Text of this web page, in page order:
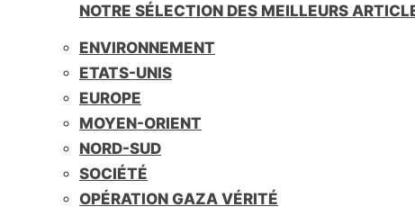
NOTRE SÉLECTION DES MEILLEURS
ENVIRONNEMENT
ETATS-UNIS
EUROPE
MOYEN-ORIENT
NORD-SUD
SOCIÉTÉ
OPÉRATION GAZA VÉRITÉ